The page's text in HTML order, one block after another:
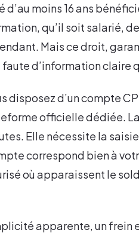
moins 16 ans
qu’il soit salarié,
Mais ce droit,
d’information claire
disposez d’un compte
officielle dédiée.
Elle nécessite la
correspond bien à
où apparaissent le
apparente, un frein